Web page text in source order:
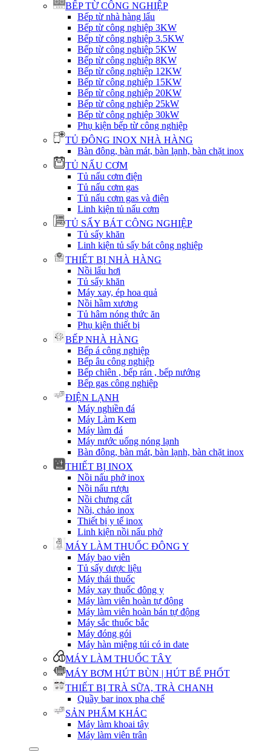
BẾP TỪ CÔNG NGHIỆP
Bếp từ nhà hàng lẩu
Bếp từ công nghiệp 3KW
Bếp từ công nghiệp 3.5KW
Bếp từ công nghiệp 5KW
Bếp từ công nghiệp 8KW
Bếp từ công nghiệp 12KW
Bếp từ công nghiệp 15KW
Bếp từ công nghiệp 20KW
Bếp từ công nghiệp 25kW
Bếp từ công nghiệp 30kW
Phụ kiện bếp từ công nghiệp
TỦ ĐÔNG INOX NHÀ HÀNG
Bàn đông, bàn mát, bàn lạnh, bàn chặt inox
TỦ NẤU CƠM
Tủ nấu cơm điện
Tủ nấu cơm gas
Tủ nấu cơm gas và điện
Linh kiện tủ nấu cơm
TỦ SẤY BÁT CÔNG NGHIỆP
Tủ sấy khăn
Linh kiện tủ sấy bát công nghiệp
THIẾT BỊ NHÀ HÀNG
Nồi lẩu hơi
Tủ sấy khăn
Máy xay, ép hoa quả
Nồi hầm xương
Tủ hâm nóng thức ăn
Phụ kiện thiết bị
BẾP NHÀ HÀNG
Bếp á công nghiệp
Bếp âu công nghiệp
Bếp chiên , bếp rán , bếp nướng
Bếp gas công nghiệp
ĐIỆN LẠNH
Máy nghiền đá
Máy Làm Kem
Máy làm đá
Máy nước uống nóng lạnh
Bàn đông, bàn mát, bàn lạnh, bàn chặt inox
THIẾT BỊ INOX
Nồi nấu phở inox
Nồi nấu rượu
Nồi chưng cất
Nồi, chảo inox
Thiết bị y tế inox
Linh kiện nồi nấu phở
MÁY LÀM THUỐC ĐÔNG Y
Máy bao viên
Tủ sấy dược liệu
Máy thái thuốc
Máy xay thuốc đông y
Máy làm viên hoàn tự động
Máy làm viên hoàn bán tự động
Máy sắc thuốc bắc
Máy đóng gói
Máy hàn miệng túi có in date
MÁY LÀM THUỐC TÂY
MÁY BƠM HÚT BÙN | HÚT BỂ PHỐT
THIẾT BỊ TRÀ SỮA, TRÀ CHANH
Quầy bar inox pha chế
SẢN PHẨM KHÁC
Máy làm khoai tây
Máy làm viên trân